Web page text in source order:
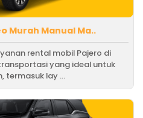
Murah Manual Ma..
rental mobil Pajero di
yang ideal untuk
termasuk lay ...